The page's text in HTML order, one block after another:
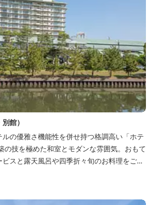
館）
の優雅さ機能性を併せ持つ格調高い「ホテ
の技を極めた和室とモダンな雰囲気。おもて
スと露天風呂や四季折々旬のお料理をご満